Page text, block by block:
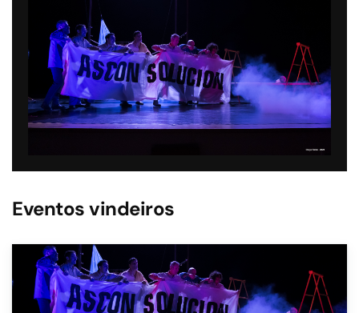
Eventos vindeiros